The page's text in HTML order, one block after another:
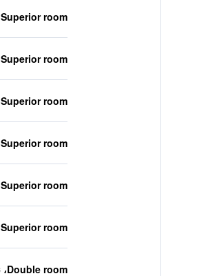
Superior room، نوع السرير غير معروف
Superior room، نوع السرير غير معروف
Superior room، نوع السرير غير معروف
Superior room، نوع السرير غير معروف
Superior room، نوع السرير غير معروف
Superior room، نوع السرير غير معروف
Double room، نوع السرير غير معروف